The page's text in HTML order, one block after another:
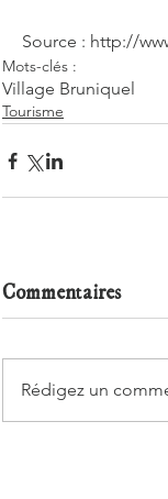
Source : http://
Mots-clés :
Village Bruniquel
Tourisme
Commentaires
Rédigez un